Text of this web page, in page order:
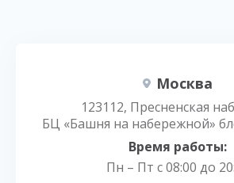
Москва
123112, Пресненская
БЦ «Башня на набережной»
Время работы:
Пн – Пт с 08:00 до